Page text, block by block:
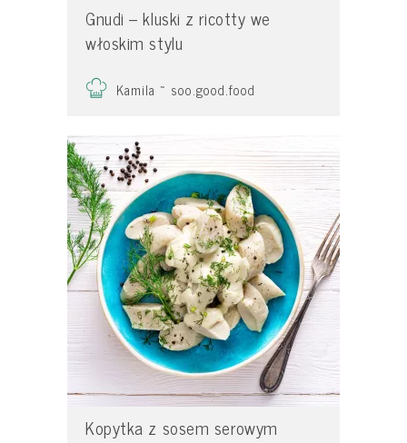
Gnudi – kluski z ricotty we
włoskim stylu
Kamila ~ soo.good.food
Kopytka z sosem serowym